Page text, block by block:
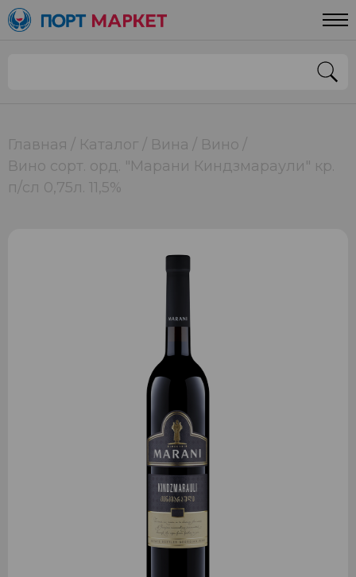
Главная Каталог Вина
Вино
Вино сорт. орд. "Марани Киндзмараули" кр.
п/сл 0,75л. 11,5%